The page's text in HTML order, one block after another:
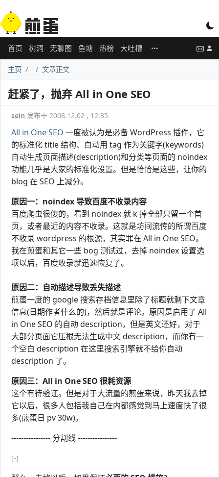
首页 树洞 无聊图 鱼塘 热榜 大吐槽
主页 文章正文
赶紧了，抛弃 All in One SEO
sein 发布于 2008.12.02 , 12:35
All in One SEO 一度被认为是必备 WordPress 插件，它
的标准化 title 结构、自动用 tag 作为关键字(keywords)
自动生成页面描述(description)和分类等页面的 noindex
功能几乎是大家的标准化设置。但是恰恰是这些，让你的
blog 在 SEO 上减分。
原因一：noindex 导致百度不收录内容
百度爬虫很傻的，看到 noindex 就 k 掉全部只留一个首
页，或者最近的内容不收录。这就是坊间流传的所谓百度
不收录 wordpress 的根源，其实罪在 All in One SEO。
我在煎蛋和其它一些 bog 测试过，去掉 noindex 设置选
项以后，百度收录就迅速恢复了。
原因二：自动描述导致丢失描述
煎蛋一度的 google 搜索存档信息里除了标题就剩下文章
信息(日期作者什么的)，然后就是评论。原因是启用了 All
in One SEO 的自动 description，但是英文还好，对于
大部分页面它压根无法生成中文 description，而你有一
个空白 description 在这里搜索引擎就不给你自动
description 了。
原因三：All in One SEO 很耗资源
这个有待验证。但是对于大流量的煎蛋来说，昨天我去掉
它以后，很多人包括我自己在内都感觉到马上速度快了很
多(煎蛋日 pv 30w)。
---------------- 分割线 ----------------
[-]